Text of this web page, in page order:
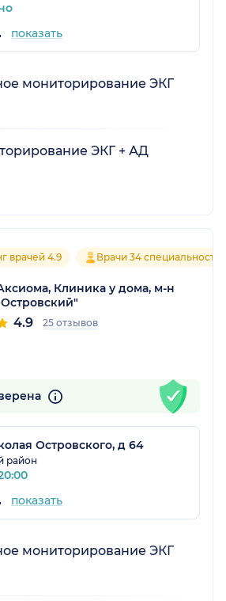
показать
мониторирование ЭКГ
ЭКГ + АД
врачей 4.9 Врачи 34
Клиника у дома, м-н
4.9 25 отзывов
Островского, д 64
район
показать
мониторирование ЭКГ